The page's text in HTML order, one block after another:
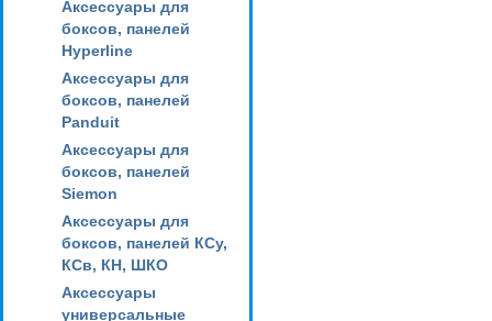
Аксессуары для
боксов, панелей
Hyperline
Аксессуары для
боксов, панелей
Panduit
Аксессуары для
боксов, панелей
Siemon
Аксессуары для
боксов, панелей КСу,
КСв, КН, ШКО
Аксессуары
универсальные